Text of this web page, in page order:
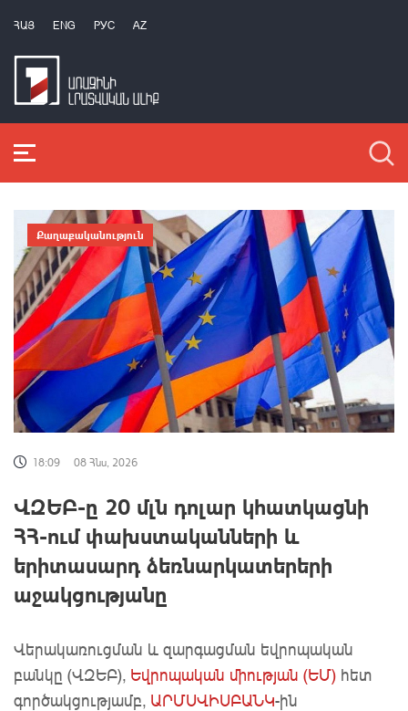
ՀԱՅ ENG РУС AZ
Քաղաքականություն
18:09 08 Հնս, 2026
ՎԶԵԲ-ը 20 մլն դոլար կհատկացնի
ՀՀ-ում փախստականների և
երիտասարդ ձեռնարկատերերի
աջակցությանը
Վերակառուցման և զարգացման եվրոպական
բանկը (ՎԶԵԲ), Եվրոպական միության (ԵՄ) հետ
գործակցությամբ, ԱՐՄՍՎԻՍԲԱՆԿ-ին